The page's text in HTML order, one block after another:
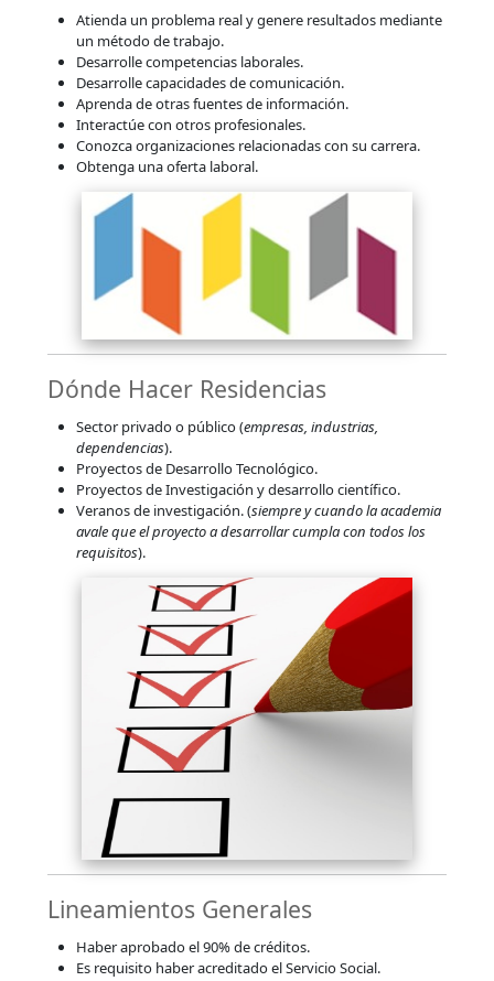
Atienda un problema real y genere resultados mediante
un método de trabajo.
Desarrolle competencias laborales.
Desarrolle capacidades de comunicación.
Aprenda de otras fuentes de información.
Interactúe con otros profesionales.
Conozca organizaciones relacionadas con su carrera.
Obtenga una oferta laboral.
Dónde Hacer Residencias
Sector privado o público (empresas, industrias,
dependencias).
Proyectos de Desarrollo Tecnológico.
Proyectos de Investigación y desarrollo científico.
Veranos de investigación. (siempre y cuando la academia
avale que el proyecto a desarrollar cumpla con todos los
requisitos).
Lineamientos Generales
Haber aprobado el 90% de créditos.
Es requisito haber acreditado el Servicio Social.